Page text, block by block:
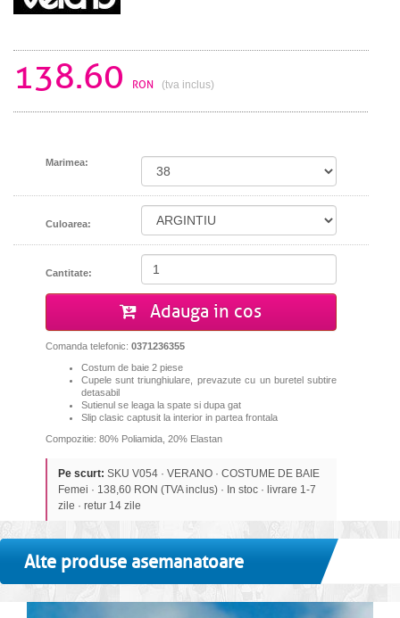
138.60 RON (tva inclus)
Marimea:
Culoarea:
Cantitate:
Adauga in cos
Comanda telefonic: 0371236355
Costum de baie 2 piese
Cupele sunt triunghiulare, prevazute cu un buretel subtire
detasabil
Sutienul se leaga la spate si dupa gat
Slip clasic captusit la interior in partea frontala
Compozitie: 80% Poliamida, 20% Elastan
Pe scurt: SKU V054 · VERANO · COSTUME DE BAIE
Femei · 138,60 RON (TVA inclus) · In stoc · livrare 1-7
zile · retur 14 zile
Alte produse asemanatoare